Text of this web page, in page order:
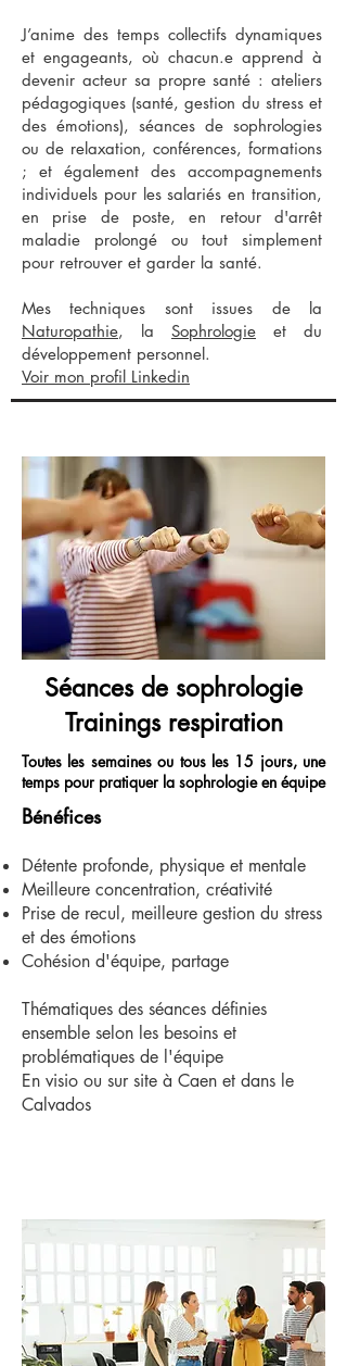
J’anime des temps collectifs dynamiques
et engageants, où chacun.e apprend à
devenir acteur sa propre santé : ateliers
pédagogiques (santé, gestion du stress et
des émotions), séances de sophrologies
ou de relaxation, conférences, formations
; et également des accompagnements
individuels pour les salariés en transition,
en prise de poste, en retour d'arrêt
maladie prolongé ou tout simplement
pour retrouver et garder la santé.
Mes techniques sont issues de la
Naturopathie, la Sophrologie et du
développement personnel.
Voir mon profil Linkedin
Séances de sophrologie
Trainings respiration
Toutes les semaines ou tous les 15 jours, une
temps pour pratiquer la sophrologie en équipe
Bénéfices
Détente profonde, physique et mentale
Meilleure concentration, créativité
Prise de recul, meilleure gestion du stress
et des émotions
Cohésion d'équipe, partage
Thématiques des séances définies
ensemble selon les besoins et
problématiques de l'équipe
En visio ou sur site à Caen et dans le
Calvados